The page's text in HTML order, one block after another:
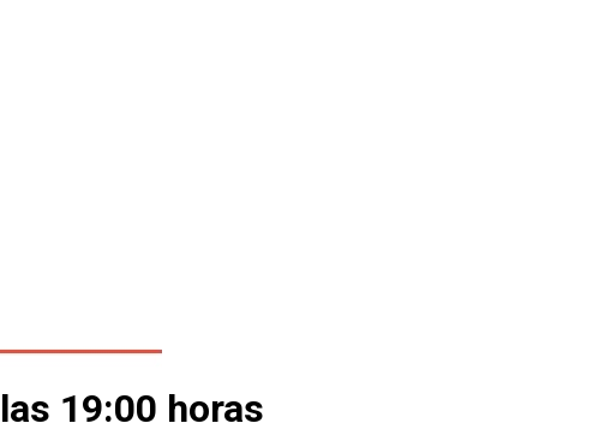
19:00 horas